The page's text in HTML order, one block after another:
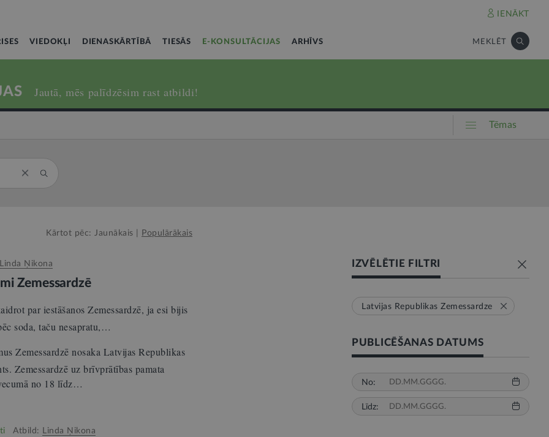
IENĀKT
VIEDOKĻI DIENASKĀRTĪBĀ TIESĀS E-KONSULTĀCIJAS ARHĪVS MEKLĒT
Jautā, mēs palīdzēsim rast atbildi!
Tēmas
Kārtot pēc: Jaunākais Populārākais
Linda Ņikona
Zemessardzē
par iestāšanos Zemessardzē, ja esi bijis
soda, taču nesapratu,…
Zemessardzē nosaka Latvijas Republikas
Zemessardzē uz brīvprātības pamata
no 18 līdz…
Atbild: Linda Ņikona
IZVĒLĒTIE FILTRI
Latvijas Republikas Zemessardze
PUBLICĒŠANAS DATUMS
No:
Līdz: